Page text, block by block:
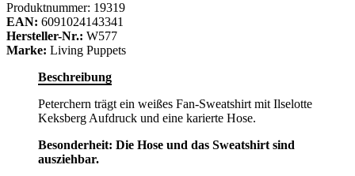
Produktnummer: 19319
EAN: 6091024143341
Hersteller-Nr.: W577
Marke: Living Puppets
Beschreibung
Peterchern trägt ein weißes Fan-Sweatshirt mit Ilselotte
Keksberg Aufdruck und eine karierte Hose.
Besonderheit: Die Hose und das Sweatshirt sind
ausziehbar.